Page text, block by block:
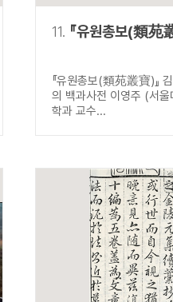
11. 『유원총보(類苑
『유원총보(類苑叢寶)』
의 백과사전 이영주 (서울
학과 교수...